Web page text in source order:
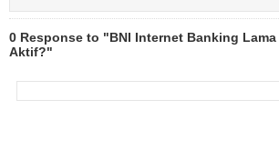
0 Response to "BNI Internet Banking
Aktif?"